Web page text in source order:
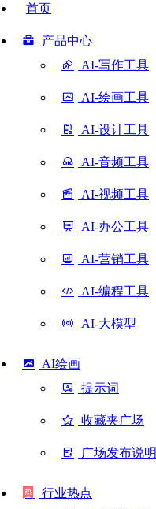
首页
产品中心
AI-写作工具
AI-绘画工具
AI-设计工具
AI-音频工具
AI-视频工具
AI-办公工具
AI-营销工具
AI-编程工具
AI-大模型
AI绘画
提示词
收藏夹广场
广场发布说明
行业热点